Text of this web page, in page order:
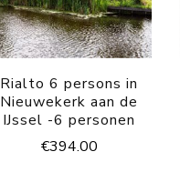
Rialto 6 persons in
Nieuwekerk aan de
IJssel -6 personen
€394.00